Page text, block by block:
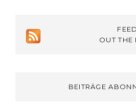
FEED
OUT THE
BEITRÄGE